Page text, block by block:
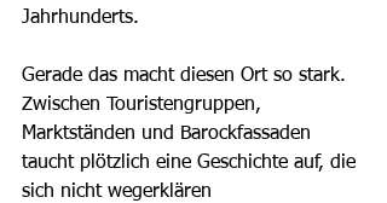
Jahrhunderts.
Gerade das macht diesen Ort so stark.
Zwischen Touristengruppen,
Marktständen und Barockfassaden
taucht plötzlich eine Geschichte auf, die
sich nicht wegerklären